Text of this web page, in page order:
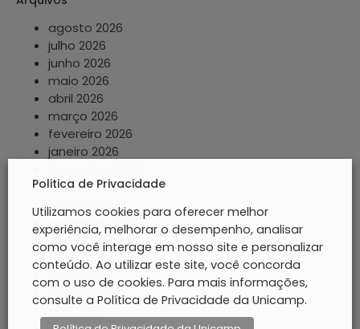
agosto 2026
julho 2026
junho 2026
maio 2026
abril 2026
março 2026
fevereiro 2026
janeiro 2026
novembro 2025
outubro 2025
setembro 2025
agosto 2025
julho 2025
junho 2025
maio 2025
abril 2025
Politica de Privacidade
Utilizamos cookies para oferecer melhor
experiência, melhorar o desempenho, analisar
como você interage em nosso site e personalizar
conteúdo. Ao utilizar este site, você concorda
com o uso de cookies. Para mais informações,
consulte a Política de Privacidade da Unicamp.